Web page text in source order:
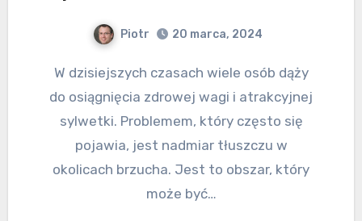
Piotr 20 marca, 2024
W dzisiejszych czasach wiele osób dąży
do osiągnięcia zdrowej wagi i atrakcyjnej
sylwetki. Problemem, który często się
pojawia, jest nadmiar tłuszczu w
okolicach brzucha. Jest to obszar, który
może być…